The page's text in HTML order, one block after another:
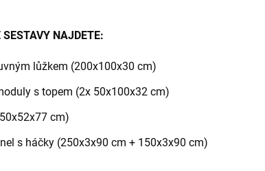
SESTAVY NAJDETE:
lůžkem (200x100x30 cm)
s topem (2x 50x100x32 cm)
cm)
s háčky (250x3x90 cm + 150x3x90 cm)